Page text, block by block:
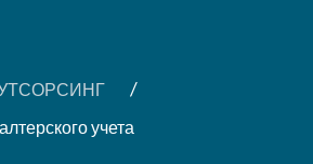
/
учета